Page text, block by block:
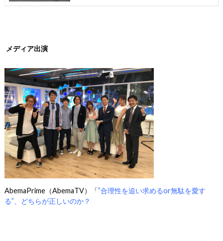
メディア出演
AbemaPrime（AbemaTV）「”合理性を追い求めるor無駄を愛す
る”、どちらが正しいのか？